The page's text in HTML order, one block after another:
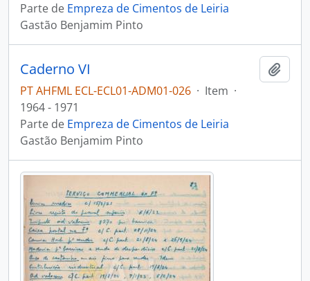
Parte de Empreza de Cimentos de Leiria
Gastão Benjamim Pinto
Caderno VI
PT AHFML ECL-ECL01-ADM01-026 · Item ·
1964 - 1971
Parte de Empreza de Cimentos de Leiria
Gastão Benjamim Pinto